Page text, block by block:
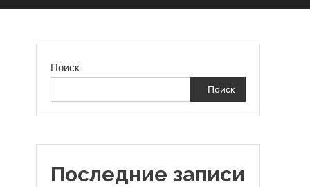
Поиск
Поиск
Последние записи